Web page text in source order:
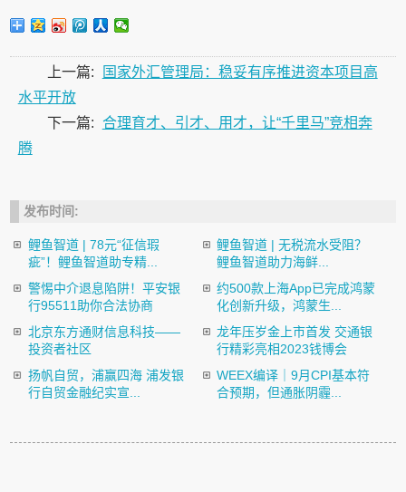
上一篇:
国家外汇管理局：稳妥有序推进资本项目高
水平开放
下一篇: 合理育才、引才、用才，让“千里马”竞相奔
腾
发布时间:
鲤鱼智道 | 78元“征信瑕
疵”！鲤鱼智道助专精...
鲤鱼智道 | 无税流水受阻？
鲤鱼智道助力海鲜...
警惕中介退息陷阱！平安银
行95511助你合法协商
约500款上海App已完成鸿蒙
化创新升级，鸿蒙生...
北京东方通财信息科技——
投资者社区
龙年压岁金上市首发 交通银
行精彩亮相2023钱博会
扬帆自贸，浦赢四海 浦发银
行自贸金融纪实宣...
​WEEX编译｜9月CPI基本符
合预期，但通胀阴霾...